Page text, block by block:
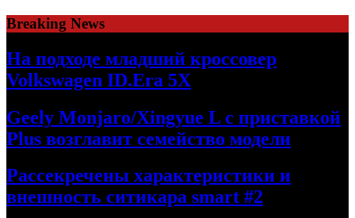
Skip
to
content
Breaking News
На подходе младший кроссовер
Volkswagen ID.Era 5X
Geely Monjaro/Xingyue L с приставкой
Plus возглавит семейство модели
Рассекречены характеристики и
внешность ситикара smart #2